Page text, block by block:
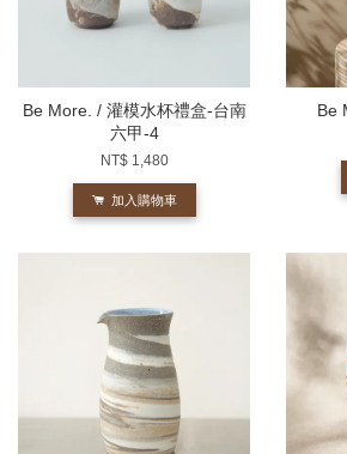
Be More. / 灌模水杯禮盒-台南
六甲-4
NT$ 1,480
加入購物車
Be